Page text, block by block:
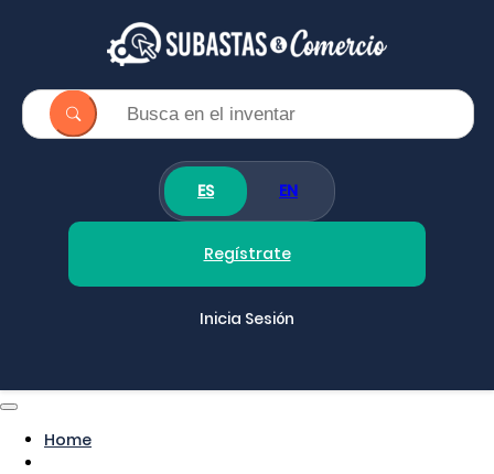
ES EN
Regístrate
Inicia Sesión
Home